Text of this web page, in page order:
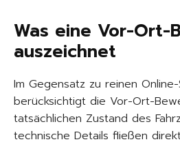
Was eine Vor-Ort-
auszeichnet
Im Gegensatz zu reinen
berücksichtigt die Vor-Ort-
tatsächlichen Zustand des
technische Details fließen